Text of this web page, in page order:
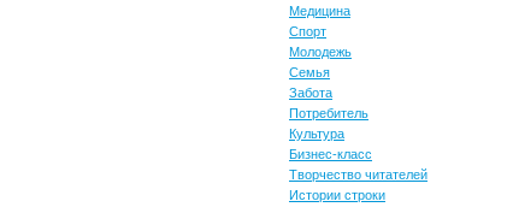
Медицина
Спорт
Молодежь
Cемья
Забота
Потребитель
Культура
Бизнес-класс
Творчество читателей
Истории строки